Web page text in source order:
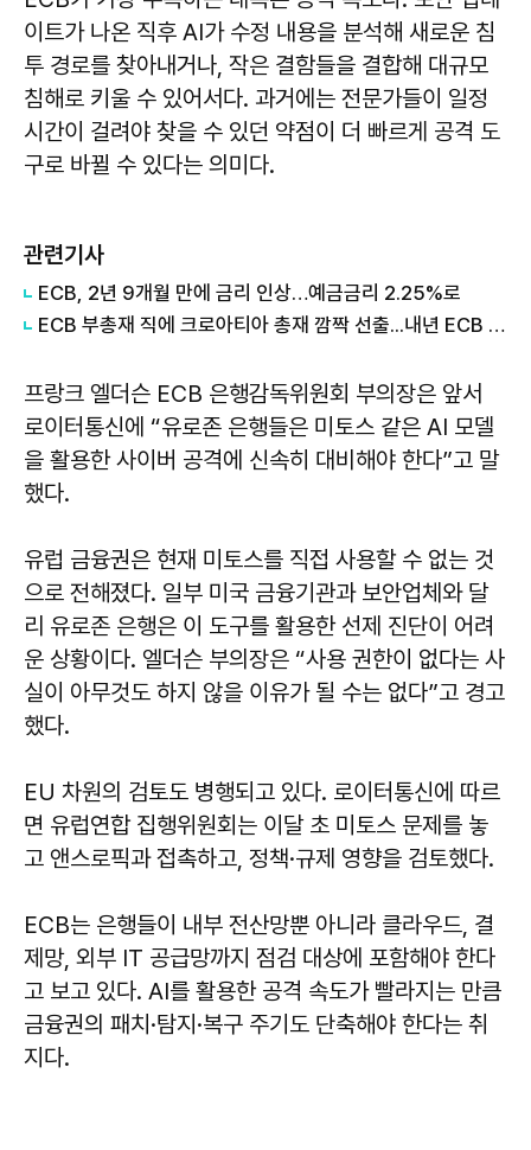
이트가 나온 직후 AI가 수정 내용을 분석해 새로운 침
투 경로를 찾아내거나, 작은 결함들을 결합해 대규모
침해로 키울 수 있어서다. 과거에는 전문가들이 일정
시간이 걸려야 찾을 수 있던 약점이 더 빠르게 공격 도
구로 바뀔 수 있다는 의미다.
관련기사
ECB, 2년 9개월 만에 금리 인상…예금금리 2.25%로
ECB 부총재 직에 크로아티아 총재 깜짝 선출...내년 ECB 총재 선거전 '혼전'
프랑크 엘더슨 ECB 은행감독위원회 부의장은 앞서
로이터통신에 “유로존 은행들은 미토스 같은 AI 모델
을 활용한 사이버 공격에 신속히 대비해야 한다”고 말
했다.
유럽 금융권은 현재 미토스를 직접 사용할 수 없는 것
으로 전해졌다. 일부 미국 금융기관과 보안업체와 달
리 유로존 은행은 이 도구를 활용한 선제 진단이 어려
운 상황이다. 엘더슨 부의장은 “사용 권한이 없다는 사
실이 아무것도 하지 않을 이유가 될 수는 없다”고 경고
했다.
EU 차원의 검토도 병행되고 있다. 로이터통신에 따르
면 유럽연합 집행위원회는 이달 초 미토스 문제를 놓
고 앤스로픽과 접촉하고, 정책·규제 영향을 검토했다.
ECB는 은행들이 내부 전산망뿐 아니라 클라우드, 결
제망, 외부 IT 공급망까지 점검 대상에 포함해야 한다
고 보고 있다. AI를 활용한 공격 속도가 빨라지는 만큼
금융권의 패치·탐지·복구 주기도 단축해야 한다는 취
지다.